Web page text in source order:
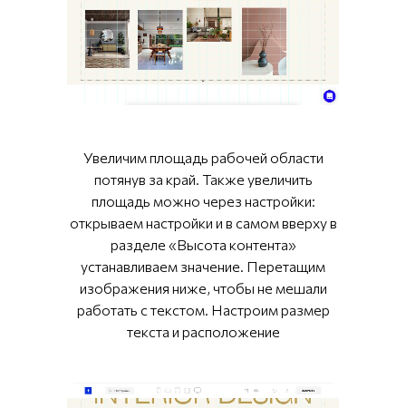
Увеличим площадь рабочей области
потянув за край. Также увеличить
площадь можно через настройки:
открываем настройки и в самом вверху в
разделе «Высота контента»
устанавливаем значение. Перетащим
изображения ниже, чтобы не мешали
работать с текстом. Настроим размер
текста и расположение